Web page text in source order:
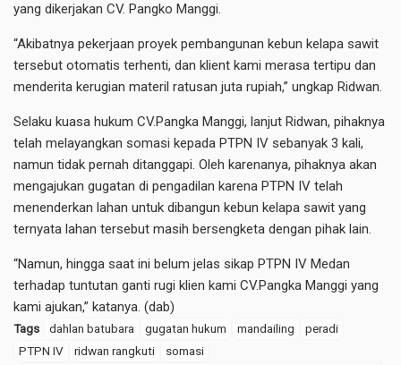
yang dikerjakan CV. Pangko Manggi.
“Akibatnya pekerjaan proyek pembangunan kebun kelapa sawit
tersebut otomatis terhenti, dan klient kami merasa tertipu dan
menderita kerugian materil ratusan juta rupiah,” ungkap Ridwan.
Selaku kuasa hukum CV.Pangka Manggi, lanjut Ridwan, pihaknya
telah melayangkan somasi kepada PTPN IV sebanyak 3 kali,
namun tidak pernah ditanggapi. Oleh karenanya, pihaknya akan
mengajukan gugatan di pengadilan karena PTPN IV telah
menenderkan lahan untuk dibangun kebun kelapa sawit yang
ternyata lahan tersebut masih bersengketa dengan pihak lain.
“Namun, hingga saat ini belum jelas sikap PTPN IV Medan
terhadap tuntutan ganti rugi klien kami CV.Pangka Manggi yang
kami ajukan,” katanya. (dab)
Tags dahlan batubara gugatan hukum mandailing
peradi
PTPN IV
ridwan rangkuti somasi